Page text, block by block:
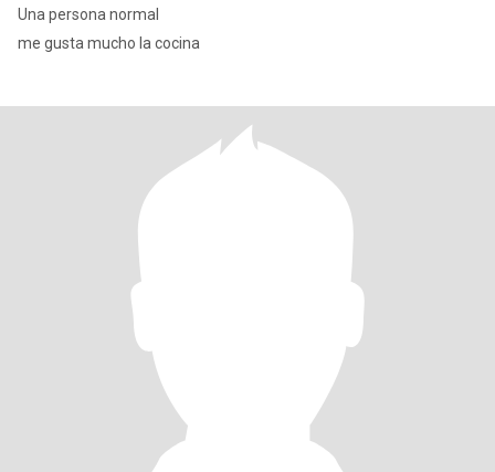
Una persona normal
me gusta mucho la cocina